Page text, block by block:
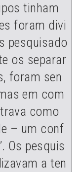
tinham
foram divi
pesquisado
os separar
foram sen
em com
como
– um conf
Os pesquis
a ten